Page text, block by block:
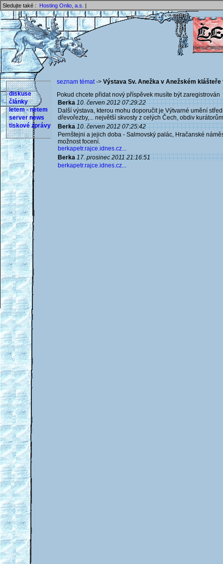
Sledujte také : Hosting Onlio, a.s. |
diskuse
články
letem - netem
server news
tiskové zprávy
seznam témat-> Výstava Sv. Anežka v Anežském klášteře
Pokud chcete přidat nový příspěvek musíte být
Berka 10. červen 2012 07:29:22
Další výstava, kterou mohu doporučit je Výtvarné umění
dřevořezby,... největší skvosty z celých Čech, obdiv
Berka 10. červen 2012 07:25:42
Pernštejni a jejich doba - Salmovský palác, Hračanské
možnost focení.
berkapetr.rajce.idnes.cz...
Berka 17. prosinec 2011 21:16:51
berkapetr.rajce.idnes.cz...